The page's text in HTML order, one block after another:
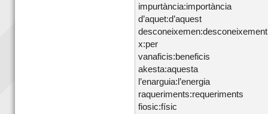
impurtància:importància
d’aquet:d’aquest
desconeixemen:desconeixement
x:per
vanaficis:beneficis
akesta:aquesta
l’enarguia:l’energia
raqueriments:requeriments
fiosic:físic